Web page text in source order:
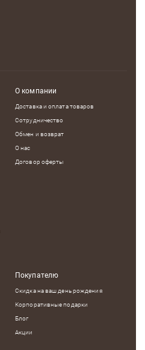
О компании
Доставка и оплата товаров
Сотрудничество
Обмен и возврат
О нас
Договор оферты
Покупателю
Скидка на ваш день рождения
Корпоративные подарки
Блог
Акции